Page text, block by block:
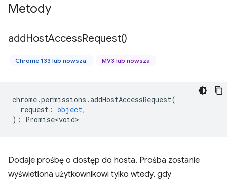
Metody
addHostAccessRequest()
Chrome 133 lub nowsza MV3 lub nowsza
chrome.permissions .addHostAccessRequest(
request : object,
) : Promise<void>
Dodaje prośbę o dostęp do hosta. Prośba zostanie
wyświetlona użytkownikowi tylko wtedy, gdy